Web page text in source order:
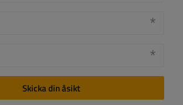
Skicka din åsikt